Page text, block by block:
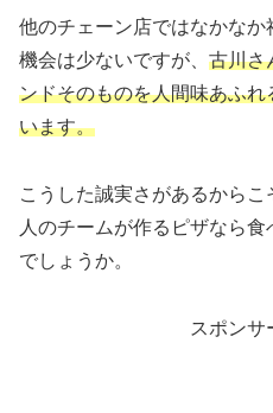
他のチェーン店ではなかな
機会は少ないですが、 古川さ
ンドそのものを人間味あふ
います。
こうした誠実さがあるから
人のチームが作るピザなら
でしょうか。
スポンサ